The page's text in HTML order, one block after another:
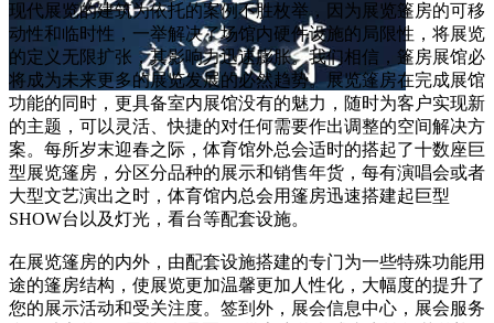
现代展览的建筑为依托的案例不胜枚举，因为展览篷房的可移
动性和临时性，一举解决了场馆内硬件设施的局限性，将展览
的定义无限扩张，其影响力迅速膨胀。我们相信，篷房展馆必
将成为未来更多的展览发展的必然趋势。展览篷房在完成展馆
功能的同时，更具备室内展馆没有的魅力，随时为客户实现新
的主题，可以灵活、快捷的对任何需要作出调整的空间解决方
案。每所岁末迎春之际，体育馆外总会适时的搭起了十数座巨
型展览篷房，分区分品种的展示和销售年货，每有演唱会或者
大型文艺演出之时，体育馆内总会用篷房迅速搭建起巨型
SHOW台以及灯光，看台等配套设施。
在展览篷房的内外，由配套设施搭建的专门为一些特殊功能用
途的篷房结构，使展览更加温馨更加人性化，大幅度的提升了
您的展示活动和受关注度。签到外，展会信息中心，展会服务